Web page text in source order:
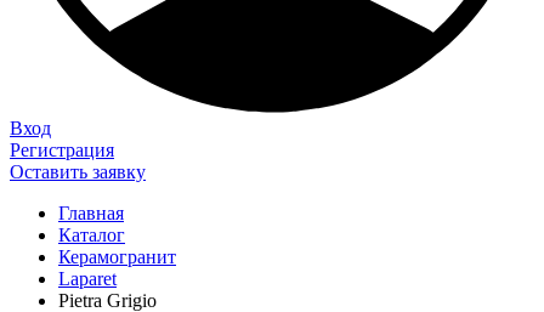
Вход
Регистрация
Оставить заявку
Главная
Каталог
Керамогранит
Laparet
Pietra Grigio